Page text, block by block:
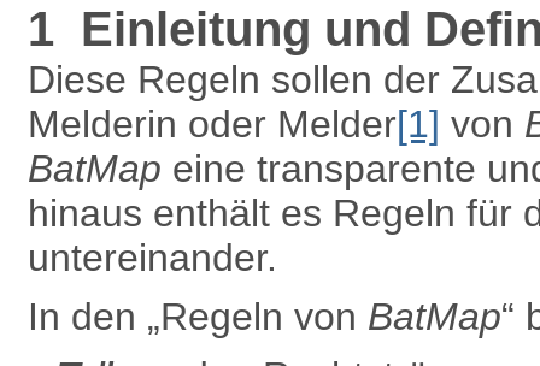
1 Einleitung und
Diese Regeln sollen der
Melderin oder Melder[1] von
BatMap eine transparente
hinaus enthält es Regeln für
untereinander.
In den „Regeln von BatMap“